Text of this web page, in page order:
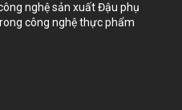
nghệ sản xuất Đậu phụ
công nghệ thực phẩm